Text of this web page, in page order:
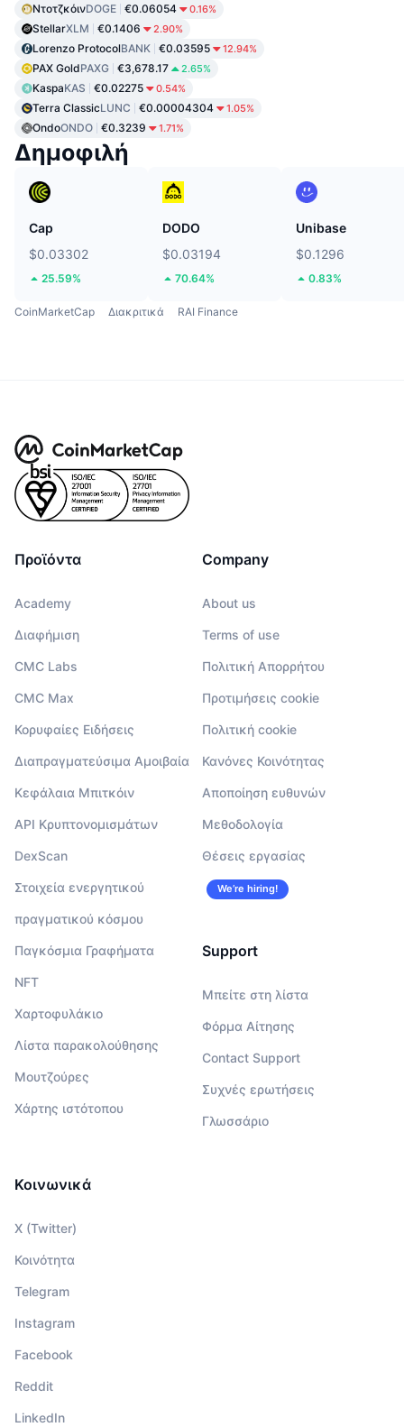
ΝτοτζκόινDOGE €0.06054 0.16%
StellarXLM €0.1406 2.90%
Lorenzo ProtocolBANK €0.03595 12.94%
PAX GoldPAXG €3,678.17 2.65%
KaspaKAS €0.02275 0.54%
Terra ClassicLUNC €0.00004304 1.05%
OndoONDO €0.3239 1.71%
Δημοφιλή
Cap
$0.03302
25.59%
DODO
$0.03194
70.64%
Unibase
$0.1296
0.83%
CoinMarketCap Διακριτικά RAI Finance
Προϊόντα
Academy
Διαφήμιση
CMC Labs
CMC Max
Κορυφαίες Ειδήσεις
Διαπραγματεύσιμα Αμοιβαία
Κεφάλαια Μπιτκόιν
API Κρυπτονομισμάτων
DexScan
Στοιχεία ενεργητικού
πραγματικού κόσμου
Παγκόσμια Γραφήματα
NFT
Χαρτοφυλάκιο
Λίστα παρακολούθησης
Μουτζούρες
Χάρτης ιστότοπου
Company
About us
Terms of use
Πολιτική Απορρήτου
Προτιμήσεις cookie
Πολιτική cookie
Κανόνες Κοινότητας
Αποποίηση ευθυνών
Μεθοδολογία
Θέσεις εργασίας
We’re hiring!
Support
Μπείτε στη λίστα
Φόρμα Αίτησης
Contact Support
Συχνές ερωτήσεις
Γλωσσάριο
Κοινωνικά
X (Twitter)
Κοινότητα
Telegram
Instagram
Facebook
Reddit
LinkedIn